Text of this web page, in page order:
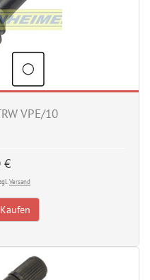
VPE/10
€
Versand
Kaufen